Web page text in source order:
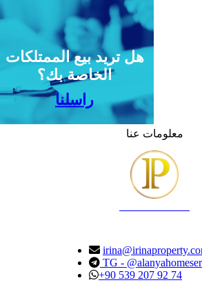
هل تريد بيع الممتلكات
الخاصة بك؟
راسلنا
معلومات عنا
TG -
+90 539 207 92 74